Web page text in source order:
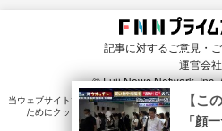
記事に対するご意見・
運営会社
© Fuji News Network, Inc.
当ウェブサイトでは、ユーザのニーズ・興味・関⼼
ためにクッキーを使⽤しています。詳細は、プ
【こ
「顔